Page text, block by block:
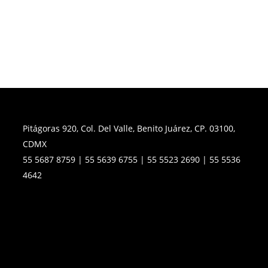
Pitágoras 920, Col. Del Valle, Benito Juárez, CP. 03100,
CDMX
55 5687 8759 | 55 5639 6755 | 55 5523 2690 | 55 5536
4642